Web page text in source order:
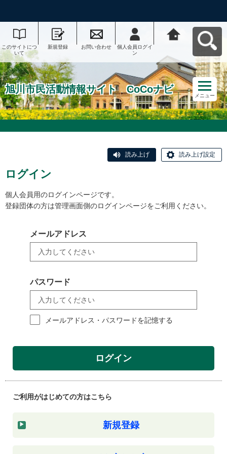
このサイトにつ
いて
新規登録 お問い合わせ
個人会員ログイ
ン
ナビへ戻る
旭川市民活動情報サイト CoCoナビ
メニュー
読み上げ 読み上げ設定
ログイン
個人会員用のログインページです。
登録団体の方は管理画面側のログインページをご利用ください。
メールアドレス
パスワード
メールアドレス・パスワードを記憶する
ログイン
ご利用がはじめての方はこちら
新規登録